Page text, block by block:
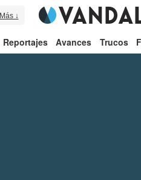
Más ↓
Reportajes Avances Trucos